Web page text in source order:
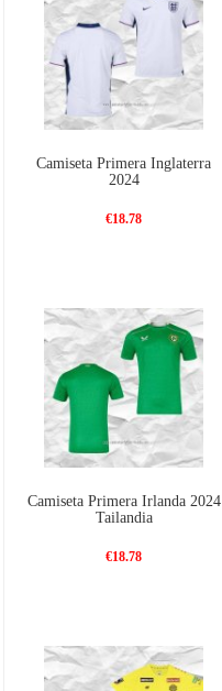
Camiseta Primera Inglaterra
2024
€18.78
Camiseta Primera Irlanda 2024
Tailandia
€18.78